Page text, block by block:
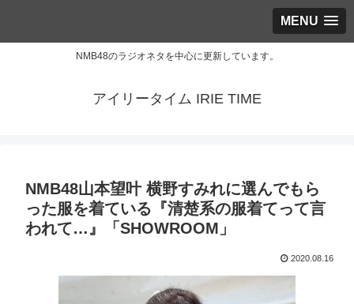
MENU
NMB48のラジオネタを中心に更新しています。
アイリータイム IRIE TIME
NMB48山本望叶 横野すみれに選んでもら
った服を着ている『清楚系の服着てって言
われて…』「SHOWROOM」
2020.08.16